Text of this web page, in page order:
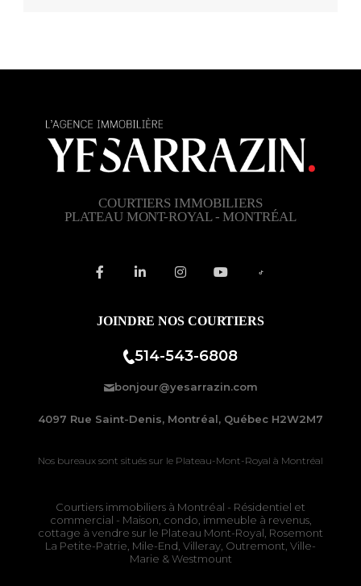
COURTIERS IMMOBILIERS
PLATEAU MONT-ROYAL - MONTRÉAL
JOINDRE NOS COURTIERS
514-543-6808
bonjour@yesarrazin.com
4097 Rue Saint-Denis, Montréal, Québec H2W2M7
Nos bureaux sont situés sur le Plateau-Mont-Royal à Montréal
Courtiers immobiliers à Montréal - Résidentiel et
commercial - Maison, condo, immeuble à revenus,
cottage à vendre sur le Plateau Mont-Royal Rosemont
La Petite-Patrie , Mile-End, Villeray, Outremont, Ville-
Marie & Westmount